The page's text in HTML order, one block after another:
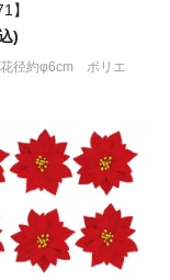
】
)
径約φ6cm ポリエ